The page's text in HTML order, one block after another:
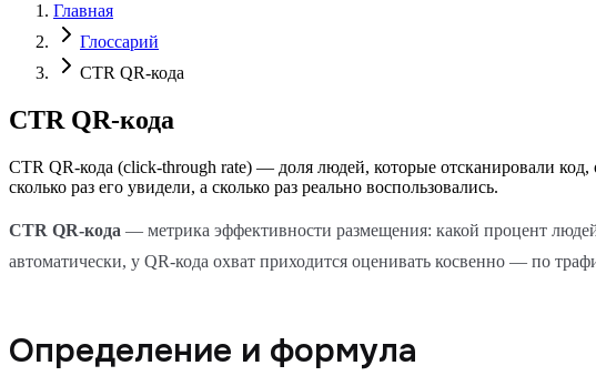
Главная
Глоссарий
CTR QR-кода
CTR QR-кода
CTR QR-кода (click-through rate) — доля людей, которые отсканировали код,
сколько раз его увидели, а сколько раз реально воспользовались.
CTR QR-кода — метрика эффективности размещения: какой процент
автоматически, у QR-кода охват приходится оценивать косвенно — по
Определение и формула